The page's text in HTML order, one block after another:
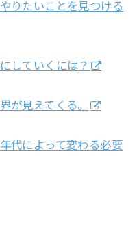
りたいことを見つける
していくには？
が見えてくる。
代によって変わる必要